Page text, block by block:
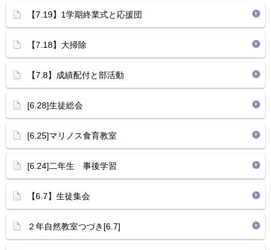
【7.19】1学期終業式と応援団
【7.18】大掃除
【7.8】成績配付と部活動
[6.28]生徒総会
[6.25]マリノス食育教室
[6.24]二年生 事後学習
【6.7】生徒集会
２年自然教室つづき[6.7]